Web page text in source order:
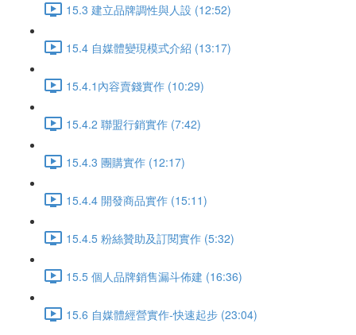
15.3 建立品牌調性與人設 (12:52)
15.4 自媒體變現模式介紹 (13:17)
15.4.1內容賣錢實作 (10:29)
15.4.2 聯盟行銷實作 (7:42)
15.4.3 團購實作 (12:17)
15.4.4 開發商品實作 (15:11)
15.4.5 粉絲贊助及訂閱實作 (5:32)
15.5 個人品牌銷售漏斗佈建 (16:36)
15.6 自媒體經營實作-快速起步 (23:04)